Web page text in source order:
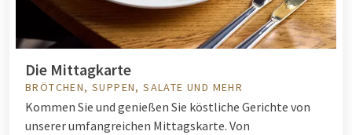
Die Mittagkarte
BRÖTCHEN, SUPPEN, SALATE UND MEHR
Kommen Sie und genießen Sie köstliche Gerichte von
unserer umfangreichen Mittagskarte. Von